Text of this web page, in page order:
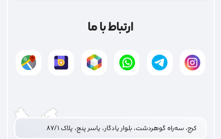
ارتباط با ما
کرج، سه‌راه گوهردشت، بلوار یادگار، یاسر پنج، پلاک ۸۷/۱